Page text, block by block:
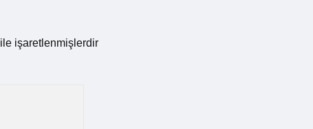
ile işaretlenmişlerdir